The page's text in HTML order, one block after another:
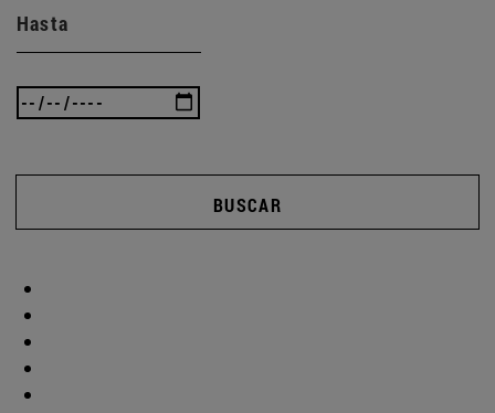
Hasta
BUSCAR